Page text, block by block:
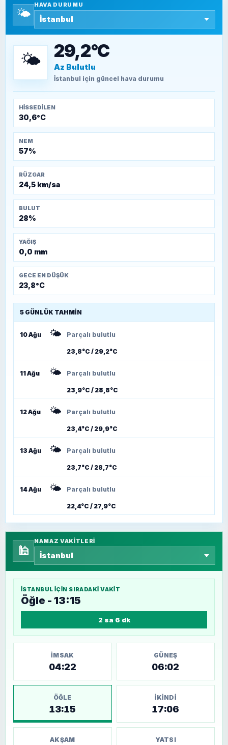
SEYFULLAH ÇİÇEK
TEOMAN ALPASLAN
Kütahya-Eskişehir Muharebeleri (10-24
🌤️
HAVA DURUMU
🌤️ 29,2°C
Az Bulutlu
İstanbul için güncel hava durumu
HISSEDILEN
30,6°C
NEM
57%
RÜZGAR
24,5 km/sa
BULUT
28%
YAĞIŞ
0,0 mm
GECE EN DÜŞÜK
23,8°C
5 GÜNLÜK TAHMIN
10 Ağu 🌤️ Parçalı bulutlu
23,8°C / 29,2°C
11 Ağu 🌤️ Parçalı bulutlu
23,9°C / 28,8°C
12 Ağu 🌤️ Parçalı bulutlu
23,4°C / 29,9°C
13 Ağu 🌤️ Parçalı bulutlu
23,7°C / 28,7°C
14 Ağu 🌤️ Parçalı bulutlu
22,4°C / 27,9°C
🕌
NAMAZ VAKITLERI
İSTANBUL IÇIN SIRADAKI VAKIT
Öğle - 13:15
2 sa 6 dk
İMSAK
04:22
GÜNEŞ
06:02
ÖĞLE
13:15
İKINDI
17:06
AKŞAM YATSI